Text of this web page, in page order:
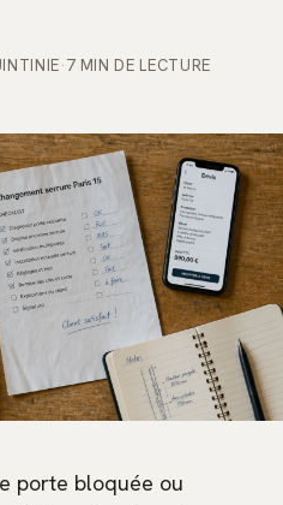
·7 MIN DE LECTURE
porte bloquée ou